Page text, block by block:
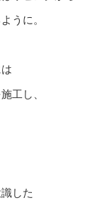
うに。
工し、
した